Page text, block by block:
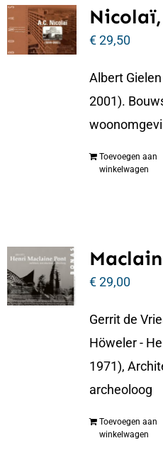
Nicolaï,
€29,50
Albert
2001).
Toevoegen aan
winkelwagen
€29,00
Gerrit de
Höweler -
1971),
archeoloog
Toevoegen aan
winkelwagen